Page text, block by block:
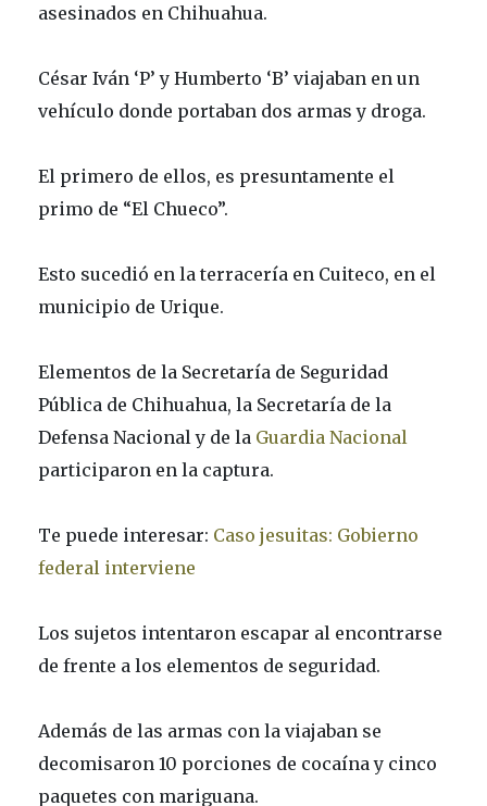
asesinados en Chihuahua.
César Iván ‘P’ y Humberto ‘B’ viajaban en un
vehículo donde portaban dos armas y droga.
El primero de ellos, es presuntamente el
primo de “El Chueco”.
Esto sucedió en la terracería en Cuiteco, en el
municipio de Urique.
Elementos de la Secretaría de Seguridad
Pública de Chihuahua, la Secretaría de la
Defensa Nacional y de la Guardia Nacional
participaron en la captura.
Te puede interesar: Caso jesuitas: Gobierno
federal interviene
Los sujetos intentaron escapar al encontrarse
de frente a los elementos de seguridad.
Además de las armas con la viajaban se
decomisaron 10 porciones de cocaína y cinco
paquetes con mariguana.